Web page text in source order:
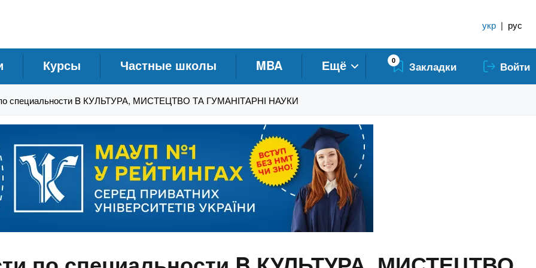
укр | рус
Курсы Частные школы MBA Ещё 0 Закладки Войти
специальности B КУЛЬТУРА, МИСТЕЦТВО ТА ГУМАНІТАРНІ НАУКИ